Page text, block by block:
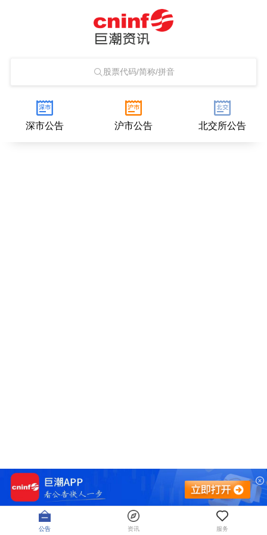
股票代码/简称/拼音
深市公告 沪市公告 北交所公告
公告 资讯 服务